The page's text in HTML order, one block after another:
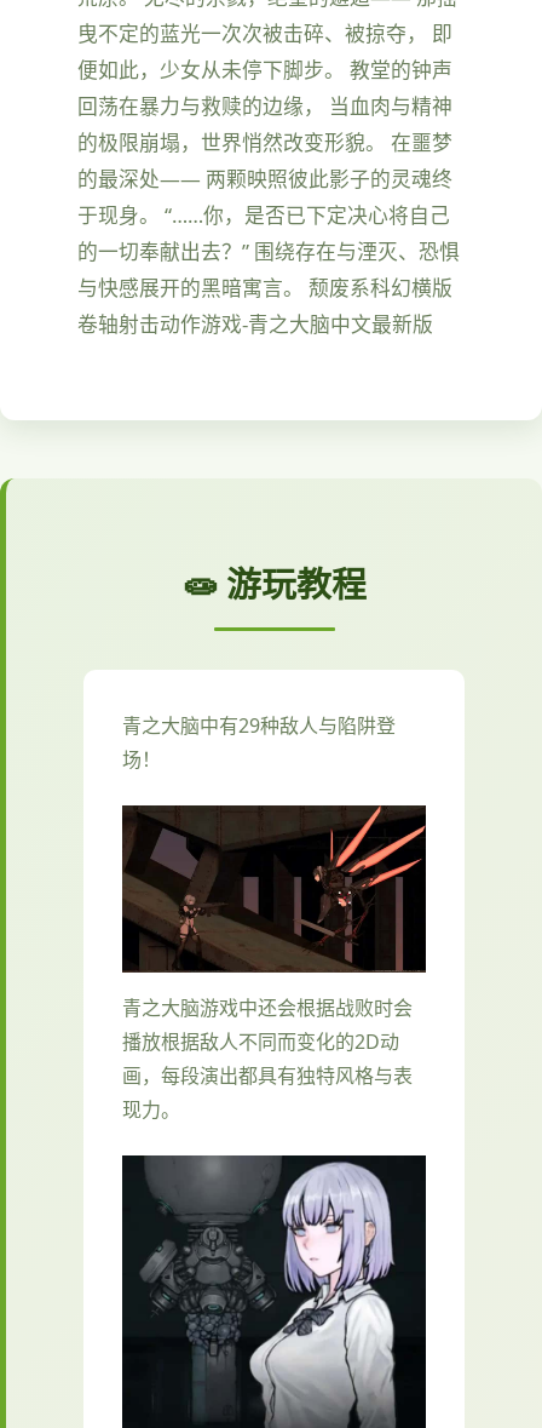
曳不定的蓝光一次次被击碎、被掠夺， 即
便如此，少女从未停下脚步。 教堂的钟声
回荡在暴力与救赎的边缘， 当血肉与精神
的极限崩塌，世界悄然改变形貌。 在噩梦
的最深处—— 两颗映照彼此影子的灵魂终
于现身。 “……你，是否已下定决心将自己
的一切奉献出去？” 围绕存在与湮灭、恐惧
与快感展开的黑暗寓言。 颓废系科幻横版
卷轴射击动作游戏-青之大脑中文最新版
🧫 游玩教程
青之大脑中有29种敌人与陷阱登
场！
青之大脑游戏中还会根据战败时会
播放根据敌人不同而变化的2D动
画，每段演出都具有独特风格与表
现力。